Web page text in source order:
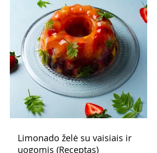
Limonado želė su vaisiais ir
uogomis (Receptas)